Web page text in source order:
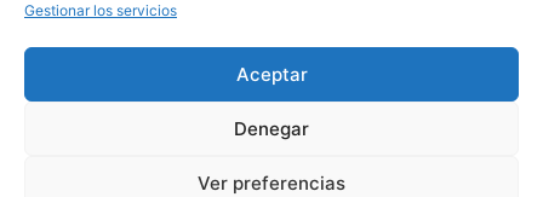
Gestionar los servicios
Aceptar
Denegar
Ver preferencias